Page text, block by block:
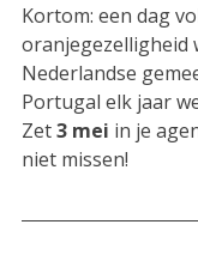
Kortom: een dag
oranjegezelligheid
Nederlandse
Portugal elk jaar
Zet 3 mei in je
niet missen!